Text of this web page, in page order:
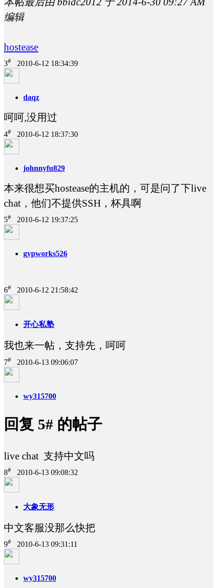
编辑
hostease
3# 2010-6-12 18:34:39
daqz
呵呵,没用过
4# 2010-6-12 18:37:30
johnnyfu829
本来很想买hostease的主机的，可是问了下live
chat，他们不提供SSH，杯具啊
5# 2010-6-12 19:37:25
gypworks526
6# 2010-6-12 21:58:42
开心私塾
我也来一帖，支持先，呵呵
7# 2010-6-13 09:06:07
wy315700
回复 5# 的帖子
live chat 支持中文吗
8# 2010-6-13 09:08:32
大象无形
中文客服没那么快把
9# 2010-6-13 09:31:11
wy315700